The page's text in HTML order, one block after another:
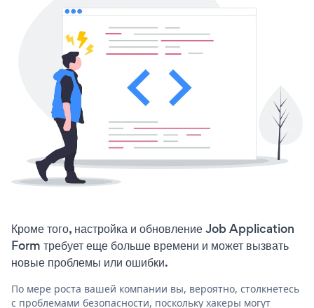
Кроме того, настройка и обновление Job Application
Form требует еще больше времени и может вызвать
новые проблемы или ошибки.
По мере роста вашей компании вы, вероятно, столкнетесь
с проблемами безопасности, поскольку хакеры могут